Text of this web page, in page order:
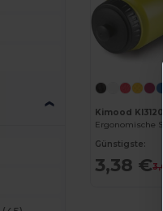
Kimood KI3120
Günstigste:
3,38 €